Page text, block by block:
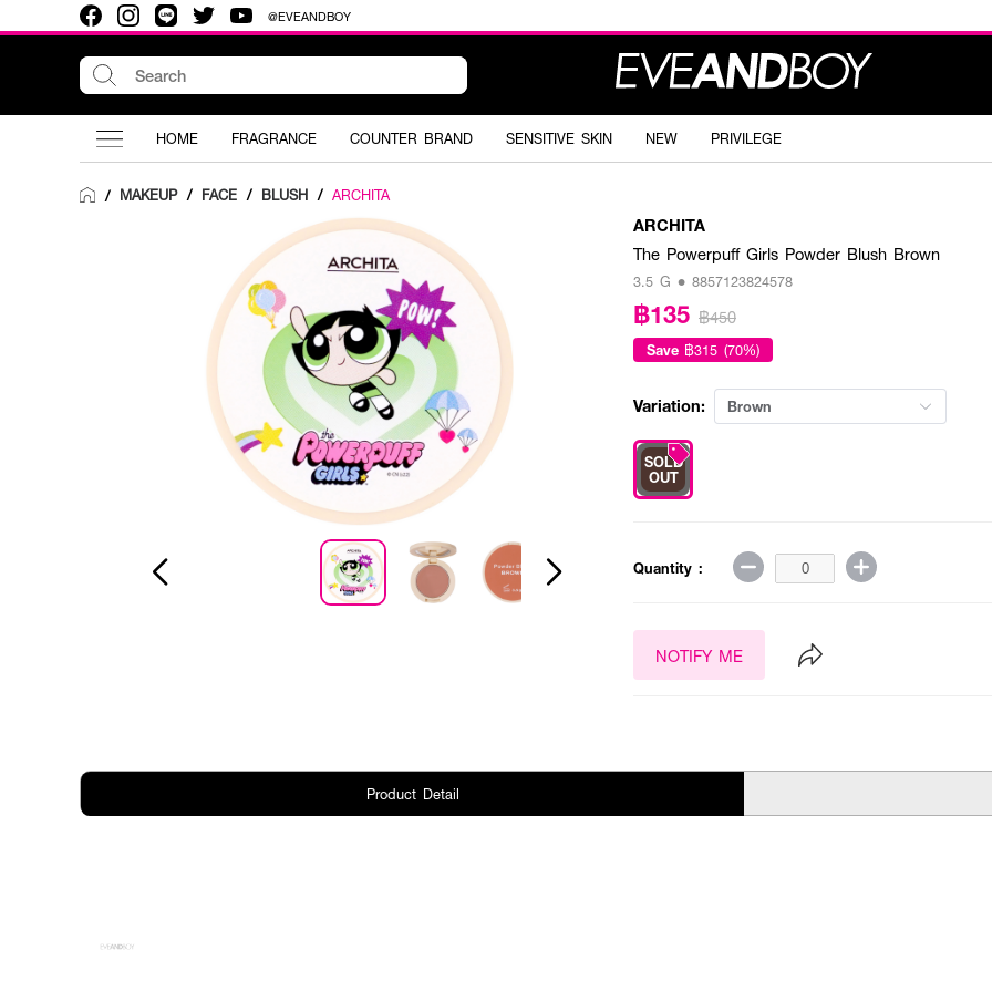
@EVEANDBOY
HOME FRAGRANCE COUNTER BRAND SENSITIVE SKIN NEW PRIVILEGE
/ MAKEUP / FACE / BLUSH / ARCHITA
ARCHITA
The Powerpuff Girls Powder Blush Brown
3.5 G • 8857123824578
฿135 ฿450
Save ฿315 (70%)
Variation: Brown
SOLD
OUT
Quantity :
NOTIFY ME
Product Detail